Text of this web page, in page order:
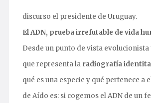
discurso el presidente de Uruguay.
El ADN, prueba irrefutable de vida
Desde un punto de vista
que representa la radiografía
qué es una especie y qué pertenece a
de Aído es: si cogemos el ADN de un